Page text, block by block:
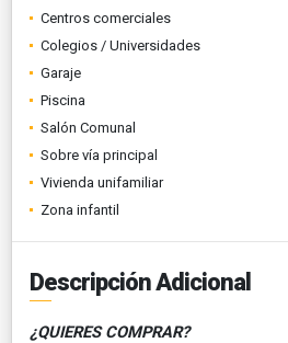
Centros comerciales
Colegios / Universidades
Garaje
Piscina
Salón Comunal
Sobre vía principal
Vivienda unifamiliar
Zona infantil
Descripción Adicional
¿QUIERES COMPRAR?